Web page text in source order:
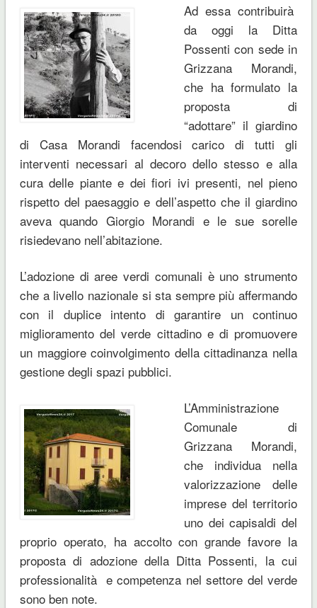
Ad essa contribuirà
da oggi la Ditta
Possenti con sede in
Grizzana Morandi,
che ha formulato la
proposta di
“adottare” il giardino
di Casa Morandi facendosi carico di tutti gli
interventi necessari al decoro dello stesso e alla
cura delle piante e dei fiori ivi presenti, nel pieno
rispetto del paesaggio e dell’aspetto che il giardino
aveva quando Giorgio Morandi e le sue sorelle
risiedevano nell’abitazione.
L’adozione di aree verdi comunali è uno strumento
che a livello nazionale si sta sempre più affermando
con il duplice intento di garantire un continuo
miglioramento del verde cittadino e di promuovere
un maggiore coinvolgimento della cittadinanza nella
gestione degli spazi pubblici.
L’Amministrazione
Comunale di
Grizzana Morandi,
che individua nella
valorizzazione delle
imprese del territorio
uno dei capisaldi del
proprio operato, ha accolto con grande favore la
proposta di adozione della Ditta Possenti, la cui
professionalità e competenza nel settore del verde
sono ben note.